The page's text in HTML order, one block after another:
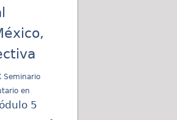
Seminario
en
5